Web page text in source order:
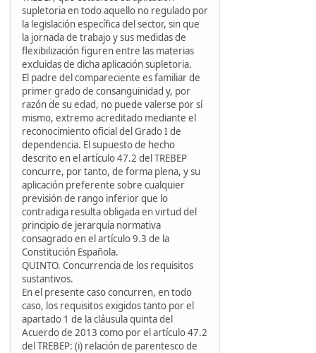
supletoria en todo aquello no regulado por
la legislación específica del sector, sin que
la jornada de trabajo y sus medidas de
flexibilización figuren entre las materias
excluidas de dicha aplicación supletoria.
El padre del compareciente es familiar de
primer grado de consanguinidad y, por
razón de su edad, no puede valerse por sí
mismo, extremo acreditado mediante el
reconocimiento oficial del Grado I de
dependencia. El supuesto de hecho
descrito en el artículo 47.2 del TREBEP
concurre, por tanto, de forma plena, y su
aplicación preferente sobre cualquier
previsión de rango inferior que lo
contradiga resulta obligada en virtud del
principio de jerarquía normativa
consagrado en el artículo 9.3 de la
Constitución Española.
QUINTO. Concurrencia de los requisitos
sustantivos.
En el presente caso concurren, en todo
caso, los requisitos exigidos tanto por el
apartado 1 de la cláusula quinta del
Acuerdo de 2013 como por el artículo 47.2
del TREBEP: (i) relación de parentesco de